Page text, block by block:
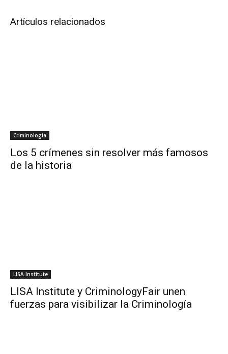
Artículos relacionados
Criminología
Los 5 crímenes sin resolver más famosos
de la historia
LISA Institute
LISA Institute y CriminologyFair unen
fuerzas para visibilizar la Criminología